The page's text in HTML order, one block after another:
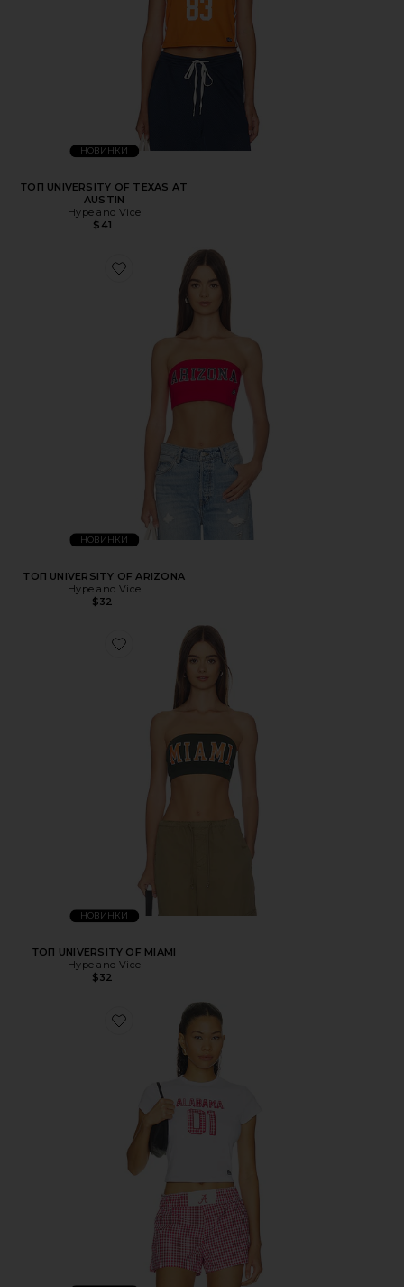
НОВИНКИ
ТОП UNIVERSITY OF TEXAS AT
AUSTIN
Hype and Vice
$41
НОВИНКИ
ТОП UNIVERSITY OF ARIZONA
Hype and Vice
$32
НОВИНКИ
ТОП UNIVERSITY OF MIAMI
Hype and Vice
$32